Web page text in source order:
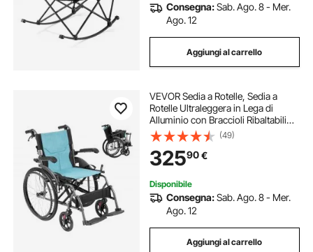
Consegna:Sab. Ago. 8 - Mer.
Ago. 12
Aggiungi al carrello
VEVOR Sedia a Rotelle, Sedia a
Rotelle Ultraleggera in Lega di
Alluminio con Braccioli Ribaltabili
Quanto Scrivania, Poggiapiedi
Regolabili in 3 Posizioni, Sedile
Largo 457 mm, Capacità 113,4 kg
(49)
32590€
Disponibile
Consegna:Sab. Ago. 8 - Mer.
Ago. 12
Aggiungi al carrello